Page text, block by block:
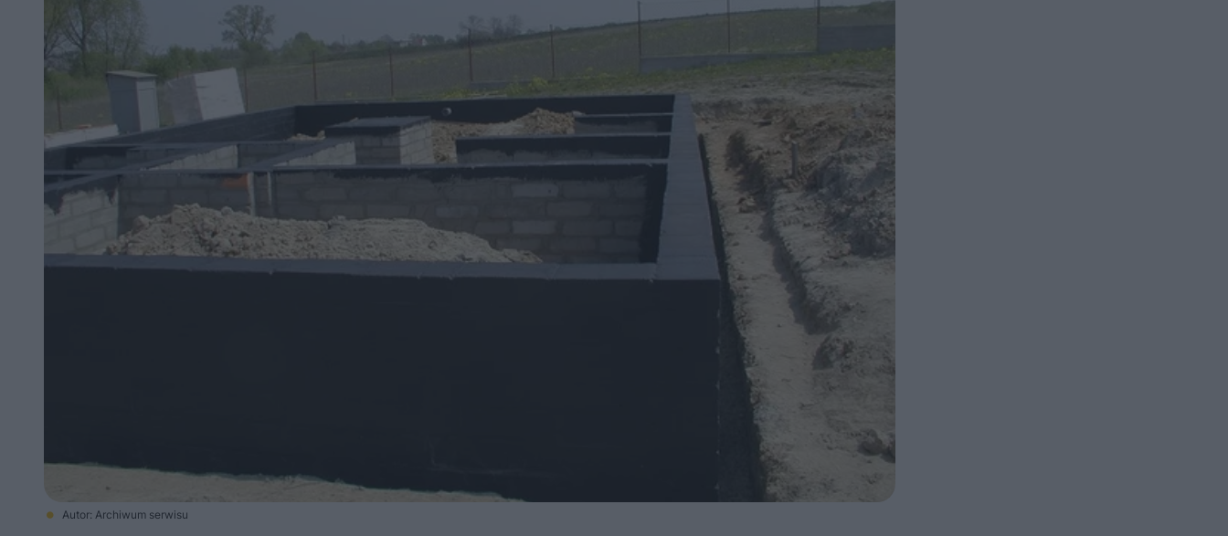
Autor: Archiwum serwisu